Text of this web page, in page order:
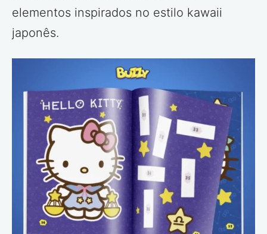
elementos inspirados no estilo kawaii
japonês.